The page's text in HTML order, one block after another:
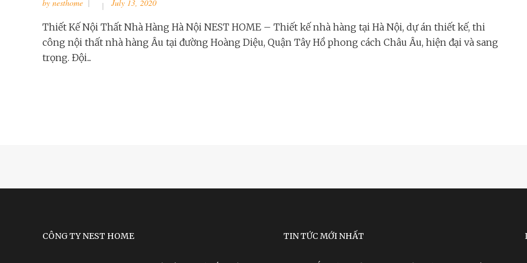
by nesthome July 13, 2020
Thiết Kế Nội Thất Nhà Hàng Hà Nội NEST HOME – Thiết kế nhà hàng tại Hà Nội, dự án thiết kế, thi
công nội thất nhà hàng Âu tại đường Hoàng Diệu, Quận Tây Hồ phong cách Châu Âu, hiện đại và sang
trọng. Đội...
CÔNG TY NEST HOME TIN TỨC MỚI NHẤT